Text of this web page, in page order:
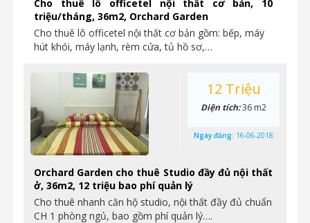
Cho thuê lô officetel nội thất cơ bản, 10
triệu/tháng, 36m2, Orchard Garden
Cho thuê lô officetel nội thất cơ bản gồm: bếp, máy
hút khói, máy lạnh, rèm cửa, tủ hồ sơ,…
Orchard Garden cho thuê Studio đầy đủ nội thất
ở, 36m2, 12 triệu bao phí quản lý
Cho thuê nhanh căn hộ studio, nội thất đầy đủ chuẩn
CH 1 phòng ngủ, bao gồm phí quản lý….
12 Triệu
Diện tích:36 m2
Ngày đăng: 16-06-2018